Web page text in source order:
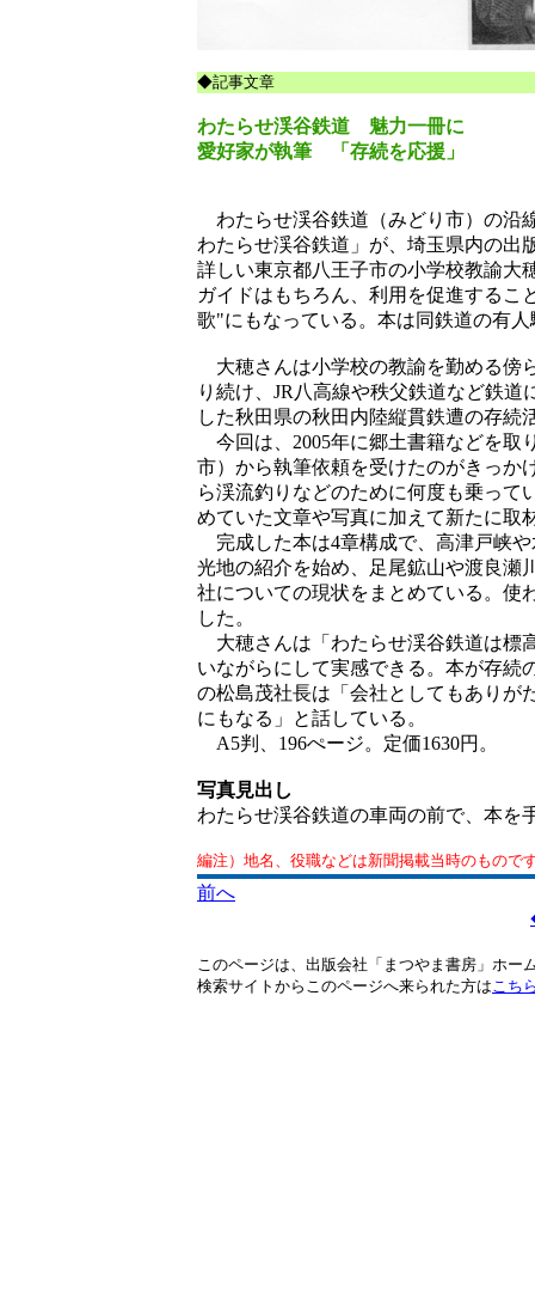
◆記事文章
わたらせ渓谷鉄道 魅力一冊に
愛好家が執筆 「存続を応援」
わたらせ渓谷鉄道（みどり市）の沿
わたらせ渓谷鉄道」が、埼玉県内の出
詳しい東京都八王子市の小学校教諭大
ガイドはもちろん、利用を促進するこ
歌"にもなっている。本は同鉄道の有
大穂さんは小学校の教諭を勤める傍
り続け、JR八高線や秩父鉄道など鉄
した秋田県の秋田内陸縦貫鉄遭の存続
今回は、2005年に郷土書籍などを取
市）から執筆依頼を受けたのがきっか
ら渓流釣りなどのために何度も乗って
めていた文章や写真に加えて新たに取
完成した本は4章構成で、高津戸峡
光地の紹介を始め、足尾鉱山や渡良瀬
社についての現状をまとめている。使
した。
大穂さんは「わたらせ渓谷鉄道は標
いながらにして実感できる。本が存続
の松島茂社長は「会社としてもありが
にもなる」と話している。
A5判、196ぺージ。定価1630円。
写真見出し
わたらせ渓谷鉄道の車両の前で、本を
編注）地名、役職などは新聞掲載当時のもので
前へ
このページは、出版会社「まつやま書房」ホー
検索サイトからこのページへ来られた方はこち